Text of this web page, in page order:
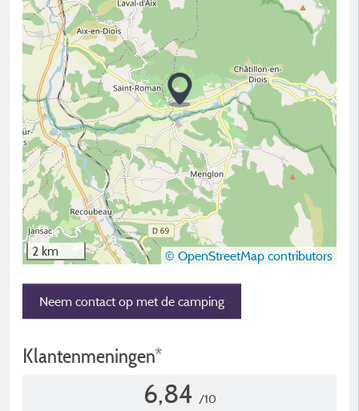
2 km © OpenStreetMap contributors
Neem contact op met de camping
Klantenmeningen*
6,84 /10